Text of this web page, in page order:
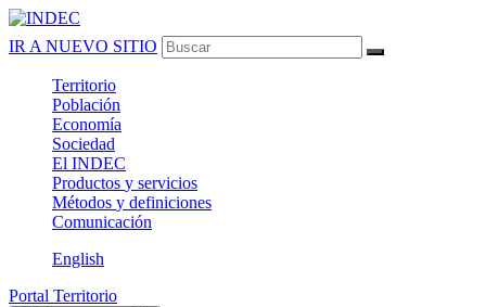
IR A NUEVO SITIO
Territorio
Población
Economía
Sociedad
El INDEC
Productos y servicios
Métodos y definiciones
Comunicación
English
Portal Territorio